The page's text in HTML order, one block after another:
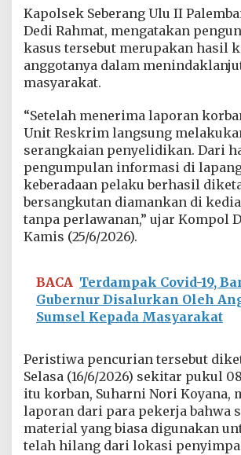
s
i
B
e
h
,
P
e
l
a
k
u
M
k
u
P
j
a
t
P
a
g
a
Kapolsek Seberang Ulu II
Dedi Rahmat, mengatakan
kasus tersebut merupakan hasil
anggotanya dalam
masyarakat.
“Setelah menerima laporan
Unit Reskrim langsung
serangkaian penyelidikan. Dari
pengumpulan informasi di
keberadaan pelaku berhasil
bersangkutan diamankan di
tanpa perlawanan,” ujar Kompol
Kamis (25/6/2026).
BACA Terdampak Covid-19,
Gubernur Disalurkan Oleh
Sumsel Kepada Masyarakat
Peristiwa pencurian tersebut
Selasa (16/6/2026) sekitar pukul
itu korban, Suharni Nori Koyana,
laporan dari para pekerja bahwa
material yang biasa digunakan
telah hilang dari lokasi